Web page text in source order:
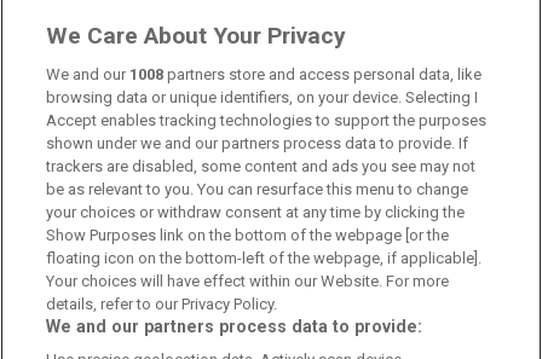
Om oss
Kontakta oss
Kundtjänst
Sponsor: Rekatochklart
Annonsera på Fotbolldirekt
Redaktionell policy
Personuppgiftspolicy
We Care About Your Privacy
We and our 1008 partners store and access personal data, like
browsing data or unique identifiers, on your device. Selecting I
Accept enables tracking technologies to support the purposes
shown under we and our partners process data to provide. If
trackers are disabled, some content and ads you see may not
be as relevant to you. You can resurface this menu to change
your choices or withdraw consent at any time by clicking the
Show Purposes link on the bottom of the webpage [or the
floating icon on the bottom-left of the webpage, if applicable].
Your choices will have effect within our Website. For more
details, refer to our Privacy Policy.
We and our partners process data to provide: